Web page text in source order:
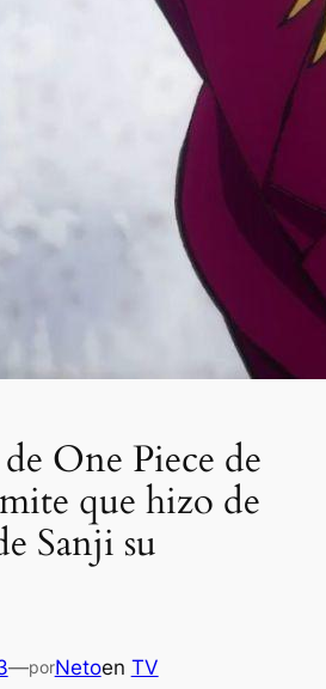
One Piece de
que hizo de
Sanji su
—porNetoen TV